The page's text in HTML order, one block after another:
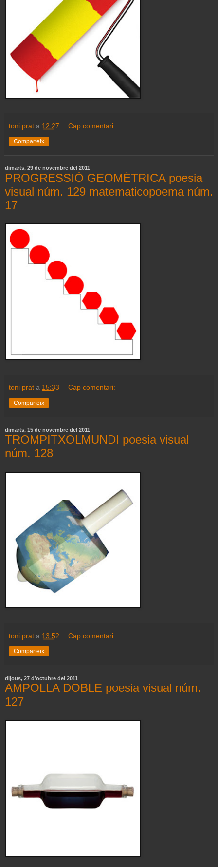
toni prat a 12:27 Cap comentari:
Comparteix
dimarts, 29 de novembre del 2011
PROGRESSIÓ GEOMÈTRICA poesia
visual núm. 129 matematicopoema núm.
17
toni prat a 15:33 Cap comentari:
Comparteix
dimarts, 15 de novembre del 2011
TROMPITXOLMUNDI poesia visual
núm. 128
toni prat a 13:52 Cap comentari:
Comparteix
dijous, 27 d’octubre del 2011
AMPOLLA DOBLE poesia visual núm.
127